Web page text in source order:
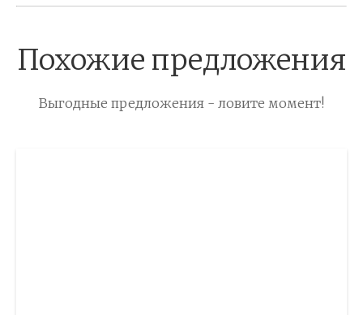
Похожие предложения
Выгодные предложения - ловите момент!